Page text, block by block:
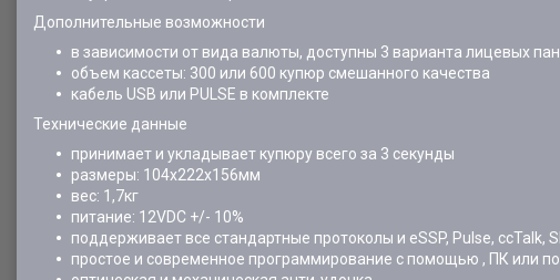
Дополнительные возможности
в зависимости от вида валюты, доступны 3 варианта лицевых
объем кассеты: 300 или 600 купюр смешанного качества
кабель USB или PULSE в комплекте
Технические данные
принимает и укладывает купюру всего за 3 секунды
размеры: 104x222x156мм
вес: 1,7кг
питание: 12VDC +/- 10%
поддерживает все стандартные протоколы и eSSP, Pulse, ccTalk,
простое и современное программирование с помощью , ПК или